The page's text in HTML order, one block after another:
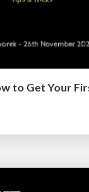
to Get Your